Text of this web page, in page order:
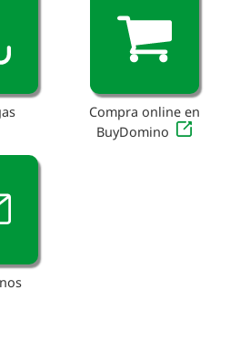
Compra online en
BuyDomino